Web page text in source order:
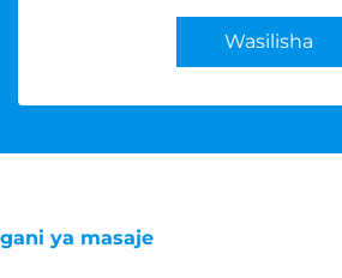
Wasilisha
gani ya masaje